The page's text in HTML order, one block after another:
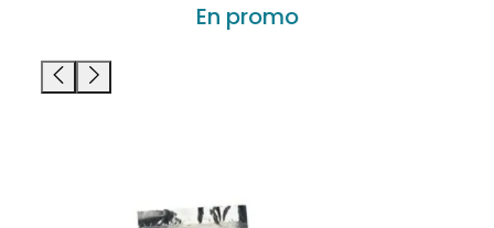
En promo